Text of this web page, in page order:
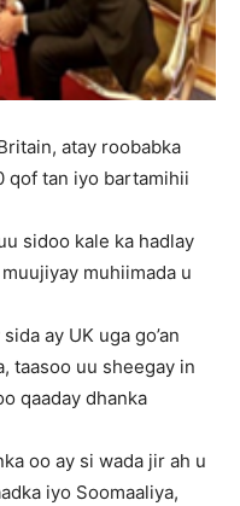
atay roobabka
qof tan iyo bartamihii
sidoo kale ka hadlay
muhiimada u
ay UK uga go’an
taasoo uu sheegay in
qaaday dhanka
oo ay si wada jir ah u
iyo Soomaaliya,